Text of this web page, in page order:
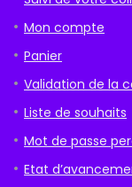
Mon compte
Panier
Validation de la
Liste de souhaits
Mot de passe
Etat